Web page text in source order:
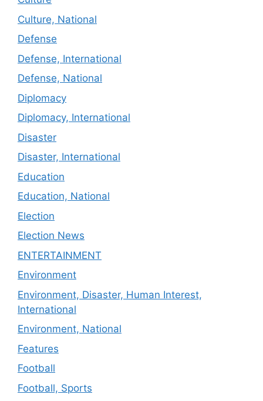
Culture, National
Defense
Defense, International
Defense, National
Diplomacy
Diplomacy, International
Disaster
Disaster, International
Education
Education, National
Election
Election News
ENTERTAINMENT
Environment
Environment, Disaster, Human Interest,
International
Environment, National
Features
Football
Football, Sports